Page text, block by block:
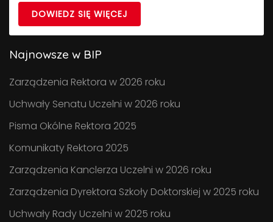
DOWIEDZ SIĘ WIĘCEJ
Najnowsze w BIP
Zarządzenia Rektora w 2026 roku
Uchwały Senatu Uczelni w 2026 roku
Pisma Okólne Rektora 2025
Komunikaty Rektora 2025
Zarządzenia Kanclerza Uczelni w 2026 roku
Zarządzenia Dyrektora Szkoły Doktorskiej w 2025 roku
Uchwały Rady Uczelni w 2025 roku